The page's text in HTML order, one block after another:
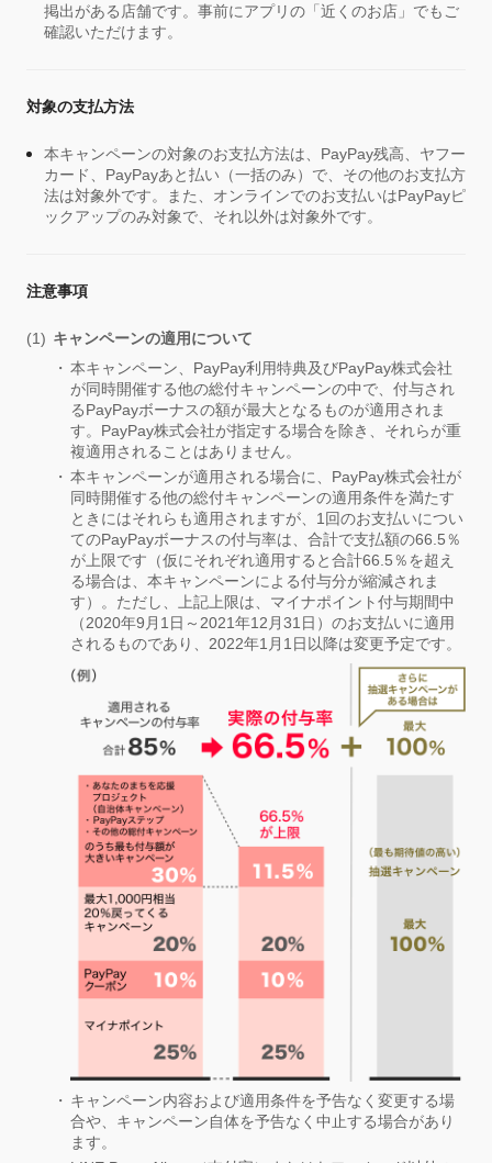
掲出がある店舗です。事前にアプリの「近くのお店」でもご
確認いただけます。
対象の支払方法
本キャンペーンの対象のお支払方法は、PayPay残高、ヤフー
カード、PayPayあと払い（一括のみ）で、その他のお支払方
法は対象外です。また、オンラインでのお支払いはPayPayピ
ックアップのみ対象で、それ以外は対象外です。
注意事項
キャンペーンの適用について
本キャンペーン、PayPay利用特典及びPayPay株式会社
が同時開催する他の総付キャンペーンの中で、付与され
るPayPayボーナスの額が最大となるものが適用されま
す。PayPay株式会社が指定する場合を除き、それらが重
複適用されることはありません。
本キャンペーンが適用される場合に、PayPay株式会社が
同時開催する他の総付キャンペーンの適用条件を満たす
ときにはそれらも適用されますが、1回のお支払いについ
てのPayPayボーナスの付与率は、合計で支払額の66.5％
が上限です（仮にそれぞれ適用すると合計66.5％を超え
る場合は、本キャンペーンによる付与分が縮減されま
す）。ただし、上記上限は、マイナポイント付与期間中
（2020年9月1日～2021年12月31日）のお支払いに適用
されるものであり、2022年1月1日以降は変更予定です。
キャンペーン内容および適用条件を予告なく変更する場
合や、キャンペーン自体を予告なく中止する場合があり
ます。